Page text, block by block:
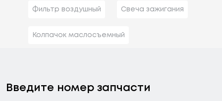
Фильтр воздушный Свеча зажигания
Колпачок маслосъемный
Введите номер запчасти